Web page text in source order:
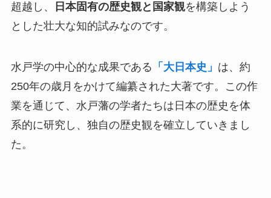
超越し、
日本固有の歴史観と国家観を構築しよう
とした壮大な知的試みなのです。
水戸学の中心的な成果である 「大日本史」 は、約
250年の歳月をかけて編纂された大著です。この作
業を通じて、水戸藩の学者たちは日本の歴史を体
系的に研究し、独自の歴史観を確立していきまし
た。